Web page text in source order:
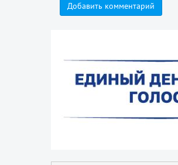
Добавить комментарий